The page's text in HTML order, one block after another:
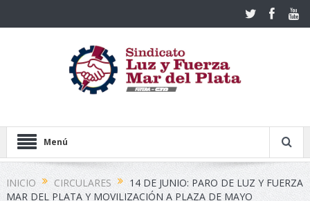
Menú
INICIO CIRCULARES
14 DE JUNIO: PARO DE LUZ Y FUERZA
MAR DEL PLATA Y MOVILIZACIÓN A PLAZA DE MAYO